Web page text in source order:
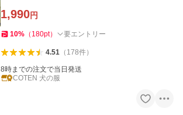
1,990円
10% （ 180pt） 要エントリー
4.51（ 178件）
8時までの注文で当日発送
COTEN 犬の服